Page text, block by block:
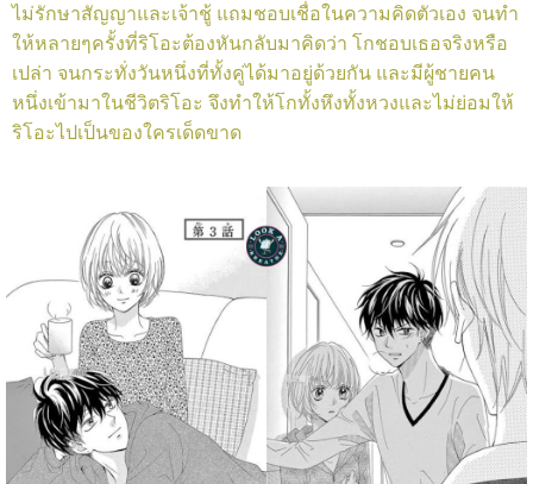
ไม่รักษาสัญญาและเจ้าชู้ แถมชอบเชื่อในความคิดตัวเอง จนทำ
ให้หลายๆครั้งที่ริโอะต้องหันกลับมาคิดว่า โกชอบเธอจริงหรือ
เปล่า จนกระทั่งวันหนึ่งที่ทั้งคู่ได้มาอยู่ด้วยกัน และมีผู้ชายคน
หนึ่งเข้ามาในชีวิตริโอะ จึงทำให้โกทั้งหึงทั้งหวงและไม่ย่อมให้
ริโอะไปเป็นของใครเด็ดขาด